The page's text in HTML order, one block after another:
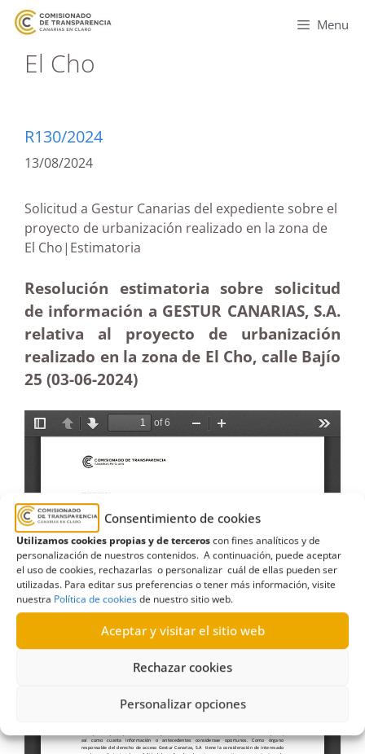
Consentimiento de cookies
Utilizamos cookies propias y de terceroscon fines analíticos y de
personalización de nuestros contenidos. A continuación, puede aceptar
el uso de cookies, rechazarlas o personalizar cuál de ellas pueden ser
utilizadas. Para editar sus preferencias o tener más información, visite
nuestra Política de cookiesde nuestro sitio web.
Aceptar y visitar el sitio web
Rechazar cookies
Personalizar opciones
Menu
El Cho
R130/2024
13/08/2024
Solicitud a Gestur Canarias del expediente sobre el
proyecto de urbanización realizado en la zona de
El Cho|Estimatoria
Resolución estimatoria sobre solicitud
de información a GESTUR CANARIAS, S.A.
relativa al proyecto de urbanización
realizado en la zona de El Cho, calle Bajío
25 (03-06-2024)